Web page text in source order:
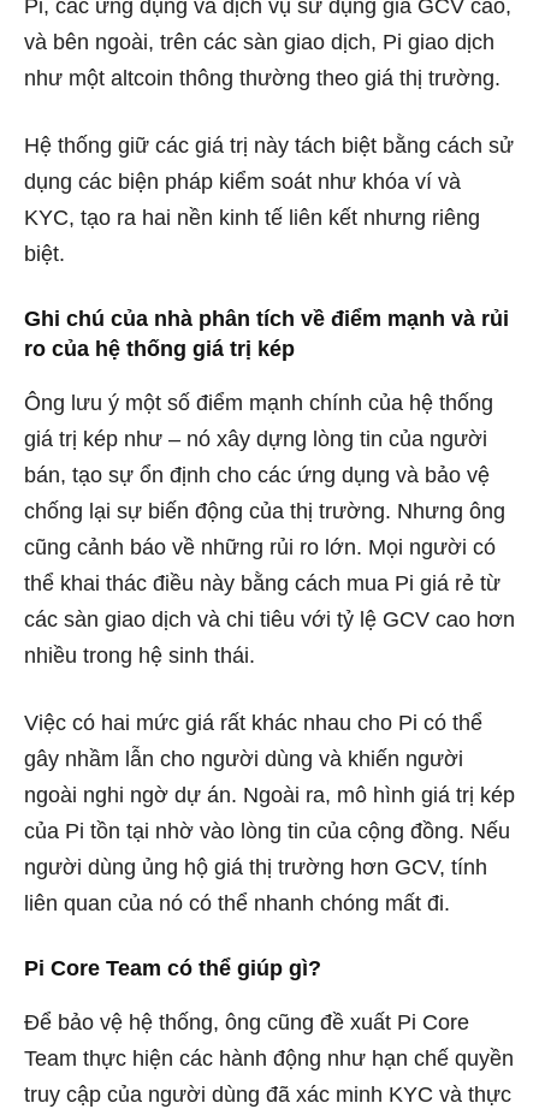
Pi, các ứng dụng và dịch vụ sử dụng giá GCV cao,
và bên ngoài, trên các sàn giao dịch, Pi giao dịch
như một altcoin thông thường theo giá thị trường.
Hệ thống giữ các giá trị này tách biệt bằng cách sử
dụng các biện pháp kiểm soát như khóa ví và
KYC, tạo ra hai nền kinh tế liên kết nhưng riêng
biệt.
Ghi chú của nhà phân tích về điểm mạnh và rủi
ro của hệ thống giá trị kép
Ông lưu ý một số điểm mạnh chính của hệ thống
giá trị kép như – nó xây dựng lòng tin của người
bán, tạo sự ổn định cho các ứng dụng và bảo vệ
chống lại sự biến động của thị trường. Nhưng ông
cũng cảnh báo về những rủi ro lớn. Mọi người có
thể khai thác điều này bằng cách mua Pi giá rẻ từ
các sàn giao dịch và chi tiêu với tỷ lệ GCV cao hơn
nhiều trong hệ sinh thái.
Việc có hai mức giá rất khác nhau cho Pi có thể
gây nhầm lẫn cho người dùng và khiến người
ngoài nghi ngờ dự án. Ngoài ra, mô hình giá trị kép
của Pi tồn tại nhờ vào lòng tin của cộng đồng. Nếu
người dùng ủng hộ giá thị trường hơn GCV, tính
liên quan của nó có thể nhanh chóng mất đi.
Pi Core Team có thể giúp gì?
Để bảo vệ hệ thống, ông cũng đề xuất Pi Core
Team thực hiện các hành động như hạn chế quyền
truy cập của người dùng đã xác minh KYC và thực